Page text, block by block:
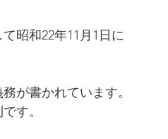
昭和22年11月1日に
が書かれています。
す。